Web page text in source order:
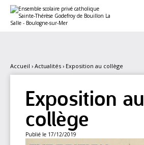
contenu.
personnels
Accueil › Actualités › Exposition au collège
Exposition au
collège
Publié le 17/12/2019